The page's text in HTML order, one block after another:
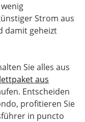
Strom aus
damit geheizt
Sie alles aus
aus
Entscheiden
profitieren Sie
in puncto